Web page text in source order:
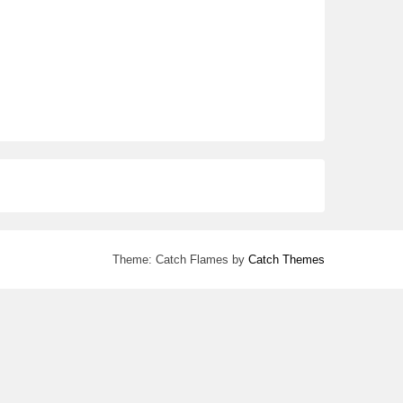
Theme: Catch Flames by Catch Themes